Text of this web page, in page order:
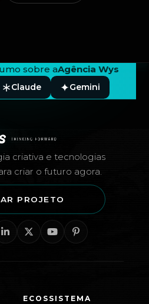
sobre aAgência Wys
Claude Gemini
criativa e tecnologias
criar o futuro agora.
PROJETO
ECOSSISTEMA